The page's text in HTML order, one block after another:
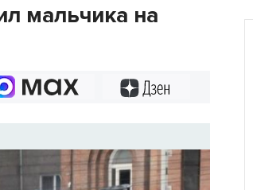
мальчика на